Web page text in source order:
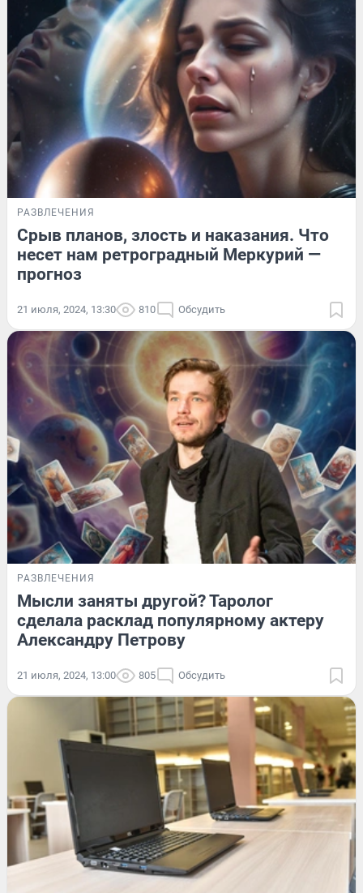
РАЗВЛЕЧЕНИЯ
Срыв планов, злость и наказания. Что
несет нам ретроградный Меркурий —
прогноз
21 июля, 2024, 13:30 810 Обсудить
РАЗВЛЕЧЕНИЯ
Мысли заняты другой? Таролог
сделала расклад популярному актеру
Александру Петрову
21 июля, 2024, 13:00 805 Обсудить